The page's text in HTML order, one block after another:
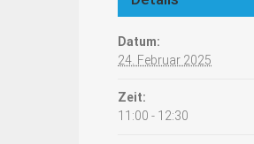
Datum:
24. Februar 2025
Zeit:
11:00 - 12:30